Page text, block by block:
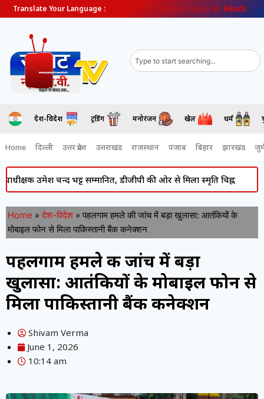
Translate Your Language : English Gujarati Hindi
देश-विदेश ट्रेंडिंग मनोरंजन खेल धर्म
Home दिल्ली उत्तर प्रदेश उत्तराखंड राजस्थान पंजाब बिहार झारखंड
चन्द भट्ट सम्मानित, डीजीपी की ओर से मिला स्मृति चिह्न Atiq
Home » देश-विदेश » पहलगाम हमले की जांच में बड़ा खुलासा: आतंकियों के
मोबाइल फोन से मिला पाकिस्तानी बैंक कनेक्शन
पहलगाम हमले की जांच में बड़ा
खुलासा: आतंकियों के मोबाइल फोन से
मिला पाकिस्तानी बैंक कनेक्शन
Shivam Verma
June 1, 2026
10:14 am